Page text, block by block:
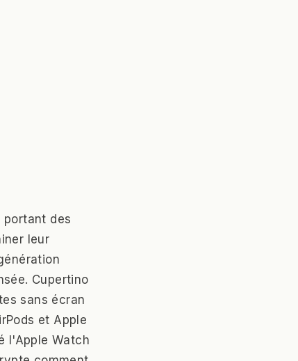
portant des
leur
Cupertino
sans écran
et Apple
l'Apple Watch